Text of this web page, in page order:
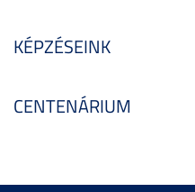
KÉPZÉSEINK
CENTENÁRIUM